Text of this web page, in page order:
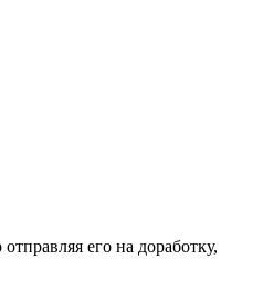
его на доработку,